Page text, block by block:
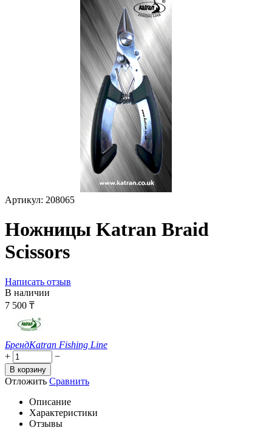
Артикул: 208065
Ножницы Katran Braid
Scissors
Написать отзыв
В наличии
7 500 ₸
БрендKatran Fishing Line
+
−
В корзину
Отложить Сравнить
Описание
Характеристики
Отзывы